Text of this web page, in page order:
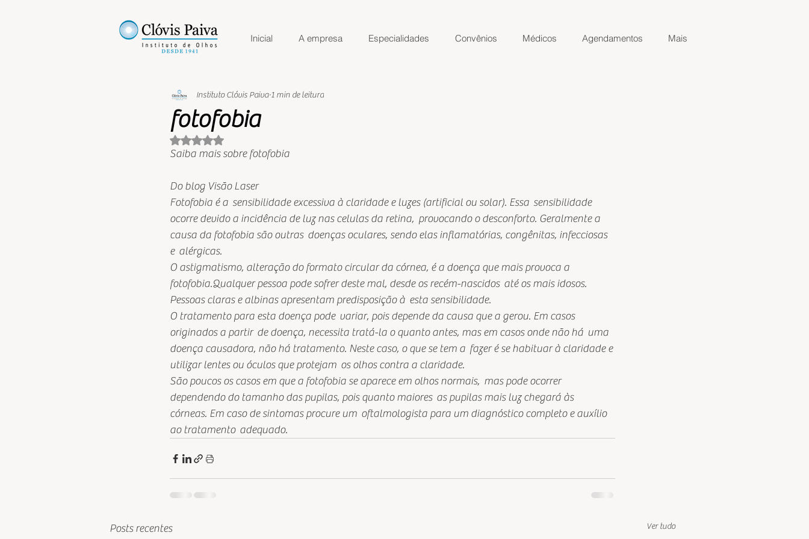
Inicial A empresa Especialidades Convênios Médicos Agendamentos Mais
fotofobia
Instituto Clóvis Paiva 1 min de leitura
Avaliado com NaN de 5 estrelas.
Saiba mais sobre fotofobia
Do blog Visão Laser
Fotofobia é a  sensibilidade excessiva à claridade e luzes (artificial ou solar). Essa  sensibilidade
ocorre devido a incidência de luz nas celulas da retina,  provocando o desconforto. Geralmente a
causa da fotofobia são outras  doenças oculares, sendo elas inflamatórias, congênitas, infecciosas
e  alérgicas.
O astigmatismo, alteração do formato circular da córnea, é a doença que mais provoca a
fotofobia.Qualquer pessoa pode sofrer deste mal, desde os recém-nascidos  até os mais idosos.
Pessoas claras e albinas apresentam predisposição à  esta sensibilidade.
O tratamento para esta doença pode  variar, pois depende da causa que a gerou. Em casos
originados a partir  de doença, necessita tratá-la o quanto antes, mas em casos onde não há  uma
doença causadora, não há tratamento. Neste caso, o que se tem a  fazer é se habituar à claridade e
utilizar lentes ou óculos que protejam  os olhos contra a claridade.
São poucos os casos em que a fotofobia se aparece em olhos normais,  mas pode ocorrer
dependendo do tamanho das pupilas, pois quanto maiores  as pupilas mais luz chegará às
córneas. Em caso de sintomas procure um  oftalmologista para um diagnóstico completo e auxílio
ao tratamento  adequado.
Posts recentes Ver tudo